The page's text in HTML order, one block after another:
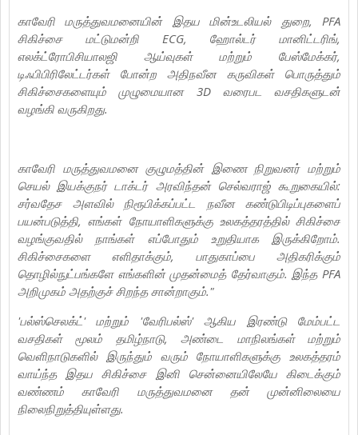
காவேரி மருத்துவமனையின் இதய மின்உடலியல் துறை, PFA
சிகிச்சை மட்டுமன்றி ECG, ஹோல்டர் மானிட்டரிங்,
எலக்ட்ரோபிசியாலஜி ஆய்வுகள் மற்றும் பேஸ்மேக்கர்,
டிஃபிபிரிலேட்டர்கள் போன்ற அதிநவீன கருவிகள் பொருத்தும்
சிகிச்சைகளையும் முழுமையான 3D வரைபட வசதிகளுடன்
வழங்கி வருகிறது.
காவேரி மருத்துவமனை குழுமத்தின் இணை நிறுவனர் மற்றும்
செயல் இயக்குநர் டாக்டர் அரவிந்தன் செல்வராஜ் கூறுகையில்:
சர்வதேச அளவில் நிரூபிக்கப்பட்ட நவீன கண்டுபிடிப்புகளைப்
பயன்படுத்தி, எங்கள் நோயாளிகளுக்கு உலகத்தரத்தில் சிகிச்சை
வழங்குவதில் நாங்கள் எப்போதும் உறுதியாக இருக்கிறோம்.
சிகிச்சைகளை எளிதாக்கும், பாதுகாப்பை அதிகரிக்கும்
தொழில்நுட்பங்களே எங்களின் முதன்மைத் தேர்வாகும். இந்த PFA
அறிமுகம் அதற்குச் சிறந்த சான்றாகும்."
'பல்ஸ்செலக்ட்' மற்றும் 'வேரிபல்ஸ்' ஆகிய இரண்டு மேம்பட்ட
வசதிகள் மூலம் தமிழ்நாடு, அண்டை மாநிலங்கள் மற்றும்
வெளிநாடுகளில் இருந்தும் வரும் நோயாளிகளுக்கு உலகத்தரம்
வாய்ந்த இதய சிகிச்சை இனி சென்னையிலேயே கிடைக்கும்
வண்ணம் காவேரி மருத்துவமனை தன் முன்னிலையை
நிலைநிறுத்தியுள்ளது.